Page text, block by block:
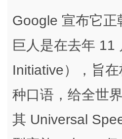
Google 宣布它
巨人是在去年 11
Initiative），旨
种口语，给全世
其 Universal